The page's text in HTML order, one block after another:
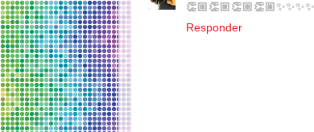
👏🏼👏🏼👏🏼👏🏼✨✨✨✨
Responder